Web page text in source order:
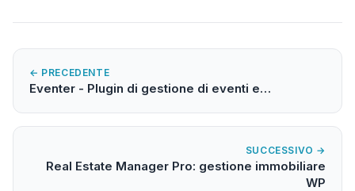
← PRECEDENTE
Eventer - Plugin di gestione di eventi e…
SUCCESSIVO →
Real Estate Manager Pro: gestione immobiliare
WP